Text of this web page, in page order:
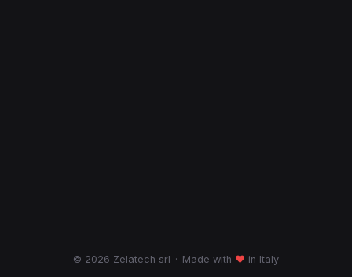
© 2026 Zelatech srl · Made with ♥ in Italy